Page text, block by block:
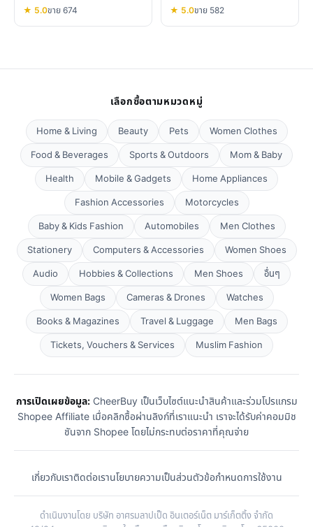
★ 5.0ขาย 674 ★ 5.0ขาย 582
เลือกซื้อตามหมวดหมู่
Home & Living Beauty Pets
Women Clothes
Food & Beverages
Sports & Outdoors
Mom & Baby
Health
Mobile & Gadgets
Home Appliances
Fashion Accessories
Motorcycles
Baby & Kids Fashion
Automobiles
Men Clothes
Stationery
Computers & Accessories
Women Shoes
Audio
Hobbies & Collections Men Shoes
อื่นๆ
Women Bags
Cameras & Drones
Watches
Books & Magazines
Travel & Luggage
Men Bags
Tickets, Vouchers & Services
Muslim Fashion
การเปิดเผยข้อมูล:CheerBuy เป็นเว็บไซต์แนะนำสินค้าและร่วมโปรแกรม
Shopee Affiliate เมื่อคลิกซื้อผ่านลิงก์ที่เราแนะนำ เราจะได้รับค่าคอมมิช
ชันจาก Shopee โดยไม่กระทบต่อราคาที่คุณจ่าย
เกี่ยวกับเราติดต่อเรานโยบายความเป็นส่วนตัวข้อกำหนดการใช้งาน
ดำเนินงานโดย บริษัท อาศรมลาปเป็ด อินเตอร์เน็ต มาร์เก็ตติ้ง จำกัด